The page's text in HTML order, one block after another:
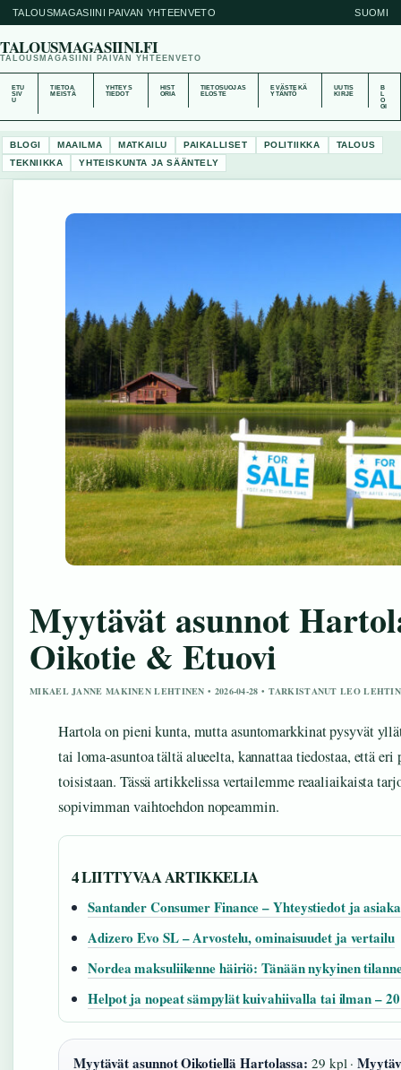
TALOUSMAGASIINI PAIVAN YHTEENVETO SUOMI
TALOUSMAGASIINI.FI
TALOUSMAGASIINI PAIVAN YHTEENVETO
ETU
SIV
U
TIETOA
MEISTÄ
YHTEYS
TIEDOT
HIST
ORIA
TIETOSUOJAS
ELOSTE
EVÄSTEKÄ
YTÄNTÖ
UUTIS
KIRJE
B
O
GI
BLOGI MAAILMA MATKAILU PAIKALLISET POLITIIKKA
TALOUS
TEKNIIKKA
YHTEISKUNTA JA SÄÄNTELY
Myytävät asunnot
Oikotie & Etuovi
MIKAEL JANNE MAKINEN LEHTINEN • 2026-04-28 • TARKISTANUT LEO
Hartola on pieni kunta, mutta asuntomarkkinat pysyvät
tai loma-asuntoa tältä alueelta, kannattaa tiedostaa, että
toisistaan. Tässä artikkelissa vertailemme reaaliaikaista
sopivimman vaihtoehdon nopeammin.
4 LIITTYVAA ARTIKKELIA
Santander Consumer Finance – Yhteystiedot ja
Adizero Evo SL – Arvostelu, ominaisuudet ja vertailu
Nordea maksuliikenne häiriö: Tänään nykyinen
Helpot ja nopeat sämpylät kuivahiivalla tai ilman –
Myytävät asunnot Oikotiellä Hartolassa: 29 kpl ·